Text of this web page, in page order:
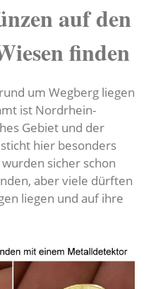
auf den
finden
um Wegberg liegen
ist Nordrhein-
Gebiet und der
hier besonders
sicher schon
aber viele dürften
liegen und auf ihre